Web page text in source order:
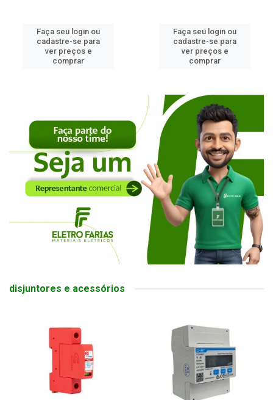
Faça seu login ou
cadastre-se para
ver preços e
comprar
Faça seu login ou
cadastre-se para
ver preços e
comprar
disjuntores e acessórios